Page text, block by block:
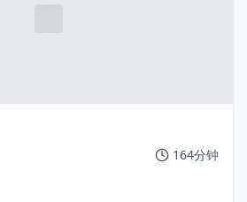
164分钟